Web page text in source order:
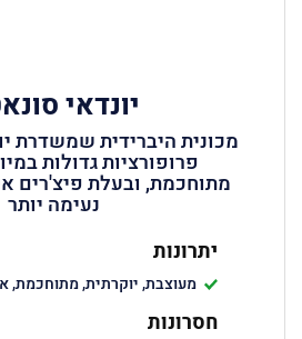
יונדאי
מכונית היברידית שמשדרת
פרופורציות גדולות
מתוחכמת, ובעלת פיצ'רים
נעימה יותר
יתרונות
מעוצבת, יוקרתית, מתוחכמת,
חסרונות